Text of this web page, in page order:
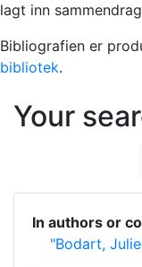
lagt inn
Bibliografien er
bibliotek.
Your
In authors or
"Bodart,